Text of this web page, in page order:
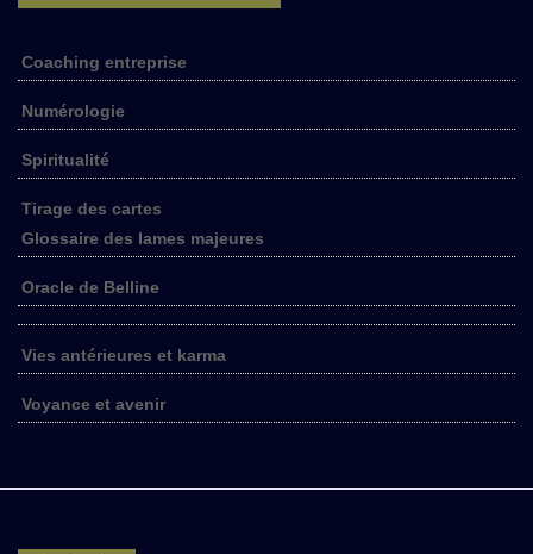
Coaching entreprise
Numérologie
Spiritualité
Tirage des cartes
Glossaire des lames majeures
Oracle de Belline
Vies antérieures et karma
Voyance et avenir